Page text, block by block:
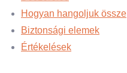
Hogyan hangoljuk össze
Biztonsági elemek
Értékelések